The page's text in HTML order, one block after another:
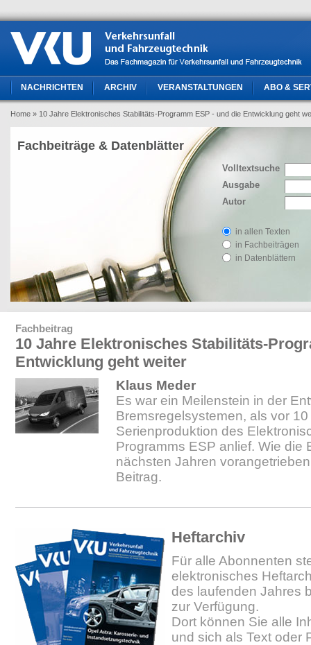
NACHRICHTEN ARCHIV VERANSTALTUNGEN ABO &
Home » 10 Jahre Elektronisches Stabilitäts-Programm ESP - und die Entwicklung geht
Volltextsuche
Ausgabe
Autor
in allen Texten
in Fachbeiträgen
in Datenblättern
Fachbeiträge & Datenblätter
Fachbeitrag
10 Jahre Elektronisches Stabilitäts-
Entwicklung geht weiter
Klaus Meder
Es war ein Meilenstein in der
Bremsregelsystemen, als vor
Serienproduktion des
Programms ESP anlief. Wie die
nächsten Jahren
Beitrag.
Heftarchiv
Für alle Abonnenten
elektronisches
des laufenden Jahres
zur Verfügung.
Dort können Sie alle
und sich als Text oder